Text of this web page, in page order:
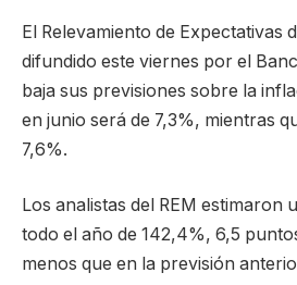
El Relevamiento de Expectativas
difundido este viernes por el
baja sus previsiones sobre la
en junio será de 7,3%, mientras
7,6%.
Los analistas del REM estimaron
todo el año de 142,4%, 6,5
menos que en la previsión